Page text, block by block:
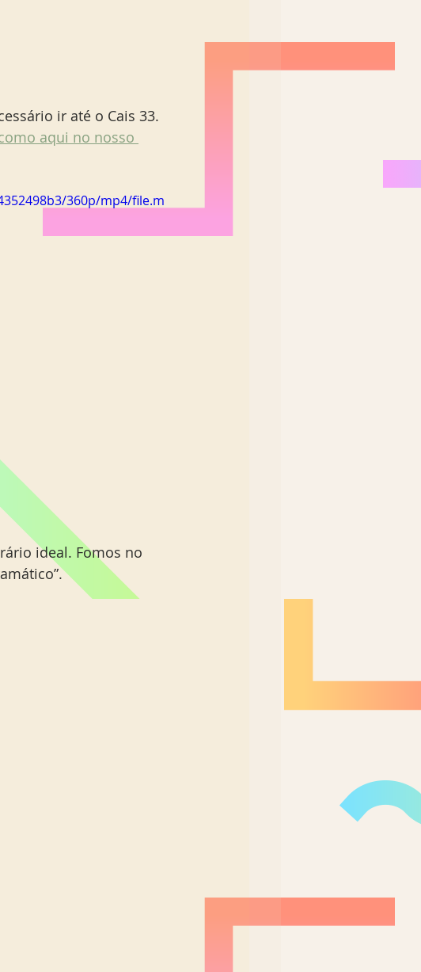
ir até o Cais 33.
aqui no nosso
360p/mp4/file.m
ideal. Fomos no